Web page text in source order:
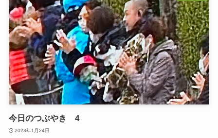
今日のつぶやき 4
2023年1月24日